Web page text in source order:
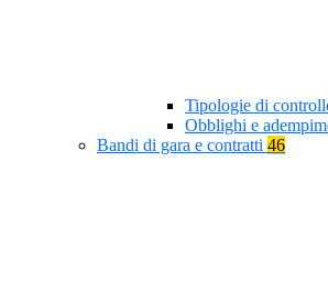
Tipologie di
Obblighi e
Bandi di gara e contratti 46